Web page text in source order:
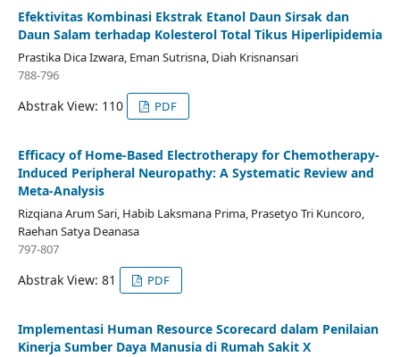
Efektivitas Kombinasi Ekstrak Etanol Daun Sirsak dan
Daun Salam terhadap Kolesterol Total Tikus Hiperlipidemia
Prastika Dica Izwara, Eman Sutrisna, Diah Krisnansari
788-796
Abstrak View: 110 PDF
Efficacy of Home-Based Electrotherapy for Chemotherapy-
Induced Peripheral Neuropathy: A Systematic Review and
Meta-Analysis
Rizqiana Arum Sari, Habib Laksmana Prima, Prasetyo Tri Kuncoro,
Raehan Satya Deanasa
797-807
Abstrak View: 81 PDF
Implementasi Human Resource Scorecard dalam Penilaian
Kinerja Sumber Daya Manusia di Rumah Sakit X